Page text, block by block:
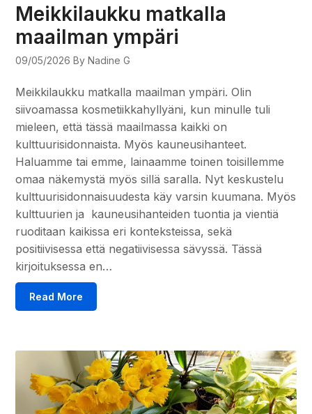
Meikkilaukku matkalla
maailman ympäri
09/05/2026 By Nadine G
Meikkilaukku matkalla maailman ympäri. Olin
siivoamassa kosmetiikkahyllyäni, kun minulle tuli
mieleen, että tässä maailmassa kaikki on
kulttuurisidonnaista. Myös kauneusihanteet.
Haluamme tai emme, lainaamme toinen toisillemme
omaa näkemystä myös sillä saralla. Nyt keskustelu
kulttuurisidonnaisuudesta käy varsin kuumana. Myös
kulttuurien ja kauneusihanteiden tuontia ja vientiä
ruoditaan kaikissa eri konteksteissa, sekä
positiivisessa että negatiivisessa sävyssä. Tässä
kirjoituksessa en…
Read More